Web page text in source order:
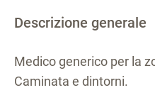
Descrizione generale
Medico generico per la
Caminata e dintorni.